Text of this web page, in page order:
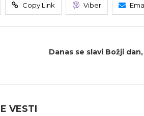
Copy Link Viber
Danas se slavi Božji
VESTI